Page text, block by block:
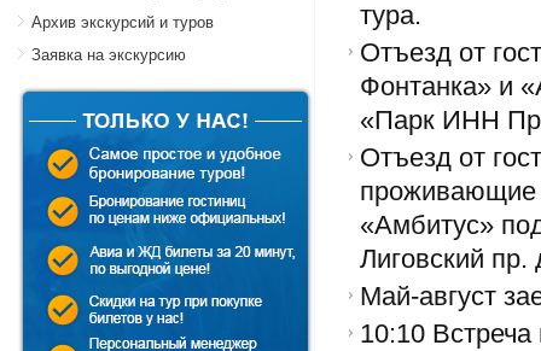
Архив экскурсий и туров
Заявка на экскурсию
тура.
Отъезд от
Фонтанка» и
«Парк ИНН
Отъезд от
проживающие
«Амбитус»
Лиговский пр.
Май-август
10:10